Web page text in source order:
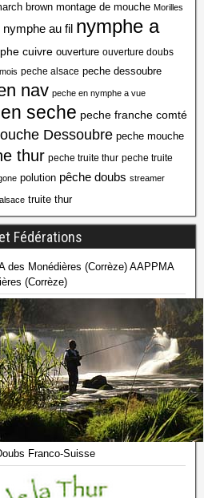
brown montage de mouche Morilles
nymphe au fil nymphe a
cuivre ouverture ouverture doubs
peche alsace peche dessoubre
nav peche en nymphe a vue
seche peche franche comté
Dessoubre peche mouche
thur peche truite thur peche truite
polution pêche doubs streamer
truite thur
Fédérations
AAPPMA
(Corrèze)
Franco-Suisse